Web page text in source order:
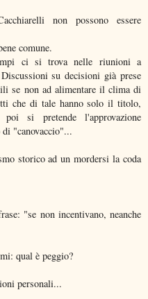
non possono essere
comune.
ci si trova nelle riunioni a
su decisioni già prese
se non ad alimentare il clima di
che di tale hanno solo il titolo,
si pretende l'approvazione
"canovaccio"...
storico ad un mordersi la coda
"se non incentivano, neanche
qual è peggio?
personali...